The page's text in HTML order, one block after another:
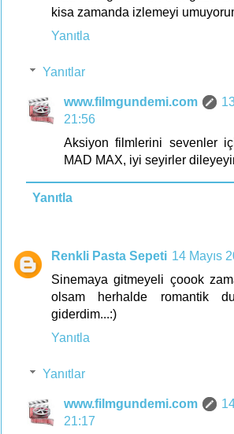
kisa zamanda izlemeyi
Yanıtla
Yanıtlar
www.filmgundemi.com
21:56
Aksiyon filmlerini sevenler
MAD MAX, iyi seyirler
Yanıtla
Renkli Pasta Sepeti 14 Mayıs
Sinemaya gitmeyeli çoook
olsam herhalde romantik
giderdim...:)
Yanıtla
Yanıtlar
www.filmgundemi.com
21:17